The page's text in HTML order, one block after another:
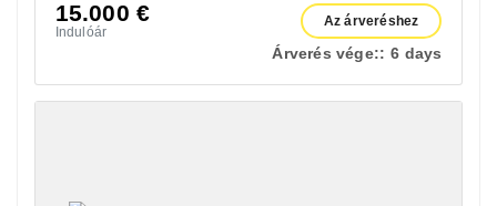
15.000 €
Indulóár
Az árveréshez
Árverés vége:: 6 days